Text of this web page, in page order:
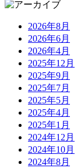
2026年8月
2026年6月
2026年4月
2025年12月
2025年9月
2025年7月
2025年5月
2025年4月
2025年1月
2024年12月
2024年10月
2024年8月